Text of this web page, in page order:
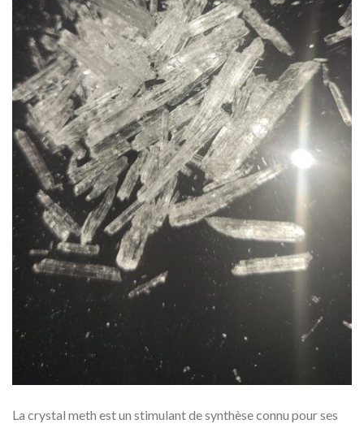
La crystal meth est un stimulant de synthèse connu pour ses